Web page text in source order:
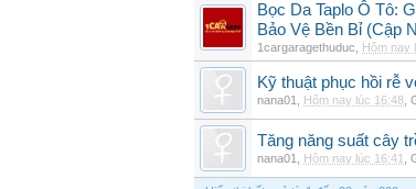
Bọc Da Taplo Ô Tô:
Bảo Vệ Bền Bỉ (Cập
1cargaragethuduc Hôm nay
Kỹ thuật phục hồi rễ
nana01 Hôm nay lúc 16:48
Tăng năng suất cây
nana01 Hôm nay lúc 16:41